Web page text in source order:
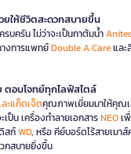
ยให้ชีวิตสะดวกสบายขึ้น
ครบครัน ไม่ว่าจะเป็นกาต้มน้ำ
งการแพทย์Double A Careและ
ตอบโจทย์ทุกไลฟ์สไตล์
ะแก็ดเจ็ตคุณภาพเยี่ยมมาให้คุณ
ป็น เครื่องทำลายเอกสารNEOเ
สก์WD, หรือ คีย์บอร์ดไร้สายเมาส์
กสบายยิ่งขึ้น